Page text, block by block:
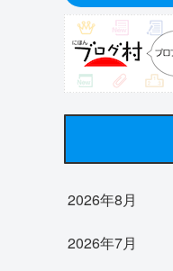
2026年8月
2026年7月